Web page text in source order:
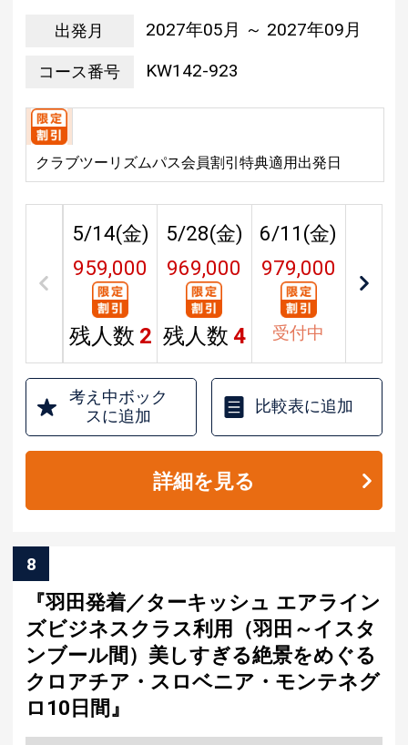
出発月 2027年05月 ～ 2027年09月
コース番号 KW142-923
クラブツーリズムパス会員割引特典適用出発日
5/14(金)
959,000
円
残人数 2
5/28(金)
969,000
円
残人数 4
6/11(金)
979,000
円
受付中
考え中ボック
スに追加
比較表に追加
詳細を見る
8
『羽田発着／ターキッシュ エアライン
ズビジネスクラス利用（羽田～イスタ
ンブール間）美しすぎる絶景をめぐる
クロアチア・スロベニア・モンテネグ
ロ10日間』